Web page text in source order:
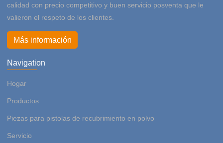
calidad con precio competitivo y buen servicio posventa que le
valieron el respeto de los clientes.
Más información
Navigation
Hogar
Productos
Piezas para pistolas de recubrimiento en polvo
Servicio